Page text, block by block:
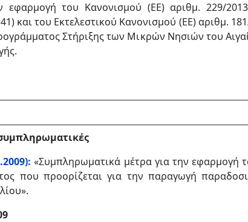
εφαρμογή του Κανονισμού (ΕΕ) αριθμ. 229/
και του Εκτελεστικού Κανονισμού (ΕΕ) αριθμ.
Στήριξης των Μικρών Νησιών του
«Συμπληρωματικά μέτρα για την εφαρμογή
που προορίζεται για την παραγωγή